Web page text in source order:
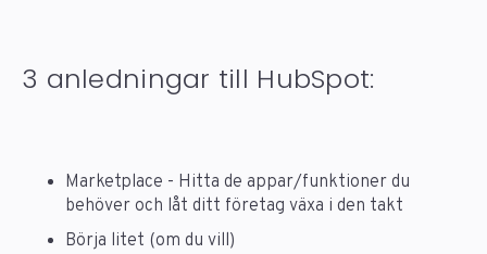
3 anledningar till HubSpot:
Marketplace - Hitta de appar/funktioner du
behöver och låt ditt företag växa i den takt
Börja litet (om du vill)